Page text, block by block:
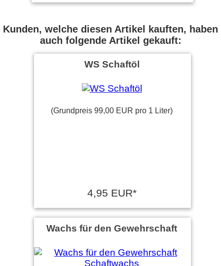
Kunden, welche diesen Artikel kauften, haben
auch folgende Artikel gekauft:
WS Schaftöl
(Grundpreis 99,00 EUR pro 1 Liter)
4,95 EUR*
Wachs für den Gewehrschaft